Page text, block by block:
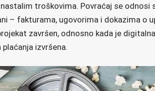
troškovima. Povraćaj se odnosi
– fakturama, ugovorima i dokazima o
završen, odnosno kada je
izvršena.